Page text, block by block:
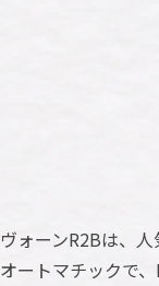
ヴォーンR2Bは、
オートマチックで